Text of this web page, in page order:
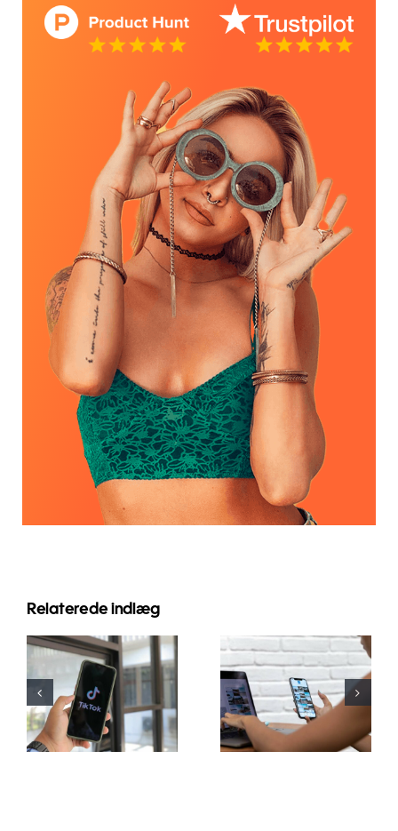
Relaterede indlæg
Maksimer
Rækkevidde:
Effektive
Tværplatforms
Postværktøjer
Top 3
platforme til
at finde
idéer til
brugergenereret
indhold